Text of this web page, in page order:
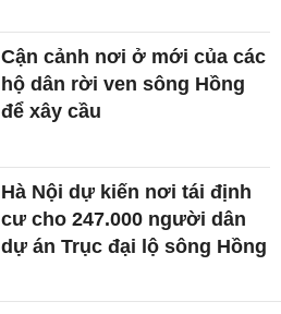
Cận cảnh nơi ở mới của các
hộ dân rời ven sông Hồng
để xây cầu
Hà Nội dự kiến nơi tái định
cư cho 247.000 người dân
dự án Trục đại lộ sông Hồng